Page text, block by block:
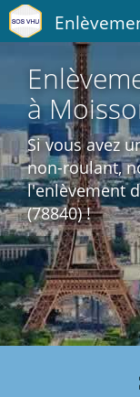
à
Si vous avez
non-roulant,
l'enlèvement
(78840) !